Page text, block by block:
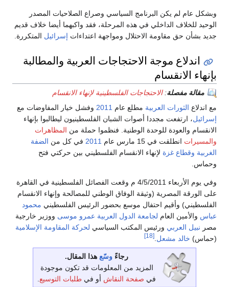
وبشكل عام لم يكن البرنامج السياسي وصراع الصلاحيات المصدر
الوحيد للخلاف الداخلي في هذه المرحلة، فقد واكبهما أيضا خلاف قديم
جديد بشأن حق مقاومة الاحتلال ومواجهة اعتداءات إسرائيل المتكررة.
اندلاع موجة الاحتجاجات العربية والمطالبة
بإنهاء الانقسام
مقالة مفصلة:الاحتجاجات الفلسطينية لإنهاء الانقسام
مع اندلاع الثورات العربية مطلع عام 2011 وفشل خيار المفاوضات مع
إسرائيل، ارتفعت مجددا أصوات الشبان الفلسطينيون ليطالبوا بإنهاء
الانقسام والعودة للوحدة الوطنية. فنظموا حملة من المظاهرات
والمسيرات انطلقت في 15 مارس عام 2011 في كل من الضفة
الغربية وقطاع غزة لإنهاء الانقسام الفلسطيني بين حركتي فتح
وحماس.
وفي يوم الأربعاء 4/5/2011 م وقعت الفصائل الفلسطينية في القاهرة
على الورقة المصرية (وثيقة الوفاق الوطني للمصالحة وإنهاء الانقسام
الفلسطيني) وأقيم احتفال موسع بحضور الرئيس الفلسطيني محمود
عباس والأمين العام لجامعة الدول العربية عمرو موسى ووزير خارجية
مصر نبيل العربي ورئيس المكتب السياسي لحركة المقاومة الإسلامية
(حماس) خالد مشعل [18]
رجاءً وسّع هذا المقال.
المزيد من المعلومات قد تكون موجودة
في صفحة النقاش أو في طلبات التوسيع